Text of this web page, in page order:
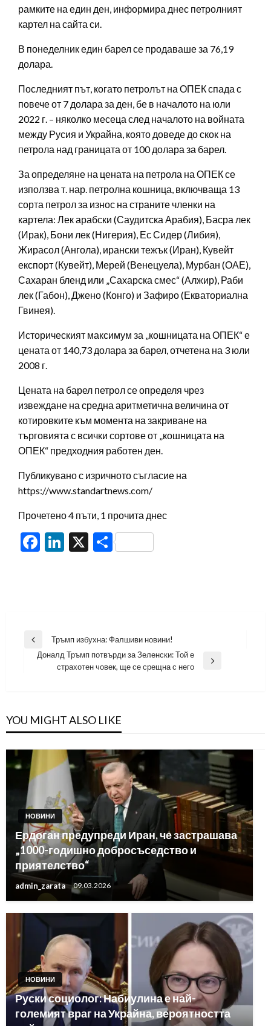
рамките на един ден, информира днес петролният
картел на сайта си.
В понеделник един барел се продаваше за 76,19
долара.
Последният път, когато петролът на ОПЕК спада с
повече от 7 долара за ден, бе в началото на юли
2022 г. – няколко месеца след началото на войната
между Русия и Украйна, която доведе до скок на
петрола над границата от 100 долара за барел.
За определяне на цената на петрола на ОПЕК се
използва т. нар. петролна кошница, включваща 13
сорта петрол за износ на страните членки на
картела: Лек арабски (Саудитска Арабия), Басра лек
(Ирак), Бони лек (Нигерия), Ес Сидер (Либия),
Жирасол (Ангола), ирански тежък (Иран), Кувейт
експорт (Кувейт), Мерей (Венецуела), Мурбан (ОАЕ),
Сахаран бленд или „Сахарска смес“ (Алжир), Раби
лек (Габон), Джено (Конго) и Зафиро (Екваториална
Гвинея).
Историческият максимум за „кошницата на ОПЕК“ е
цената от 140,73 долара за барел, отчетена на 3 юли
2008 г.
Цената на барел петрол се определя чрез
извеждане на средна аритметична величина от
котировките към момента на закриване на
търговията с всички сортове от „кошницата на
ОПЕК“ предходния работен ден.
Публикувано с изричното съгласие на
https://www.standartnews.com/
Прочетено 4 пъти, 1 прочита днес
Facebook
LinkedIn
X Share
Навигация
Previous
Post
Тръмп избухна: Фалшиви новини!
Доналд Тръмп потвърди за Зеленски: Той е
страхотен човек, ще се срещна с него
YOU MIGHT ALSO LIKE
НОВИНИ
Ердоган предупреди Иран, че застрашава
„1000-годишно добросъседство и
приятелство“
admin_zarata 09.03.2026
НОВИНИ
Руски социолог: Набиулина е най-
големият враг на Украйна, вероятността